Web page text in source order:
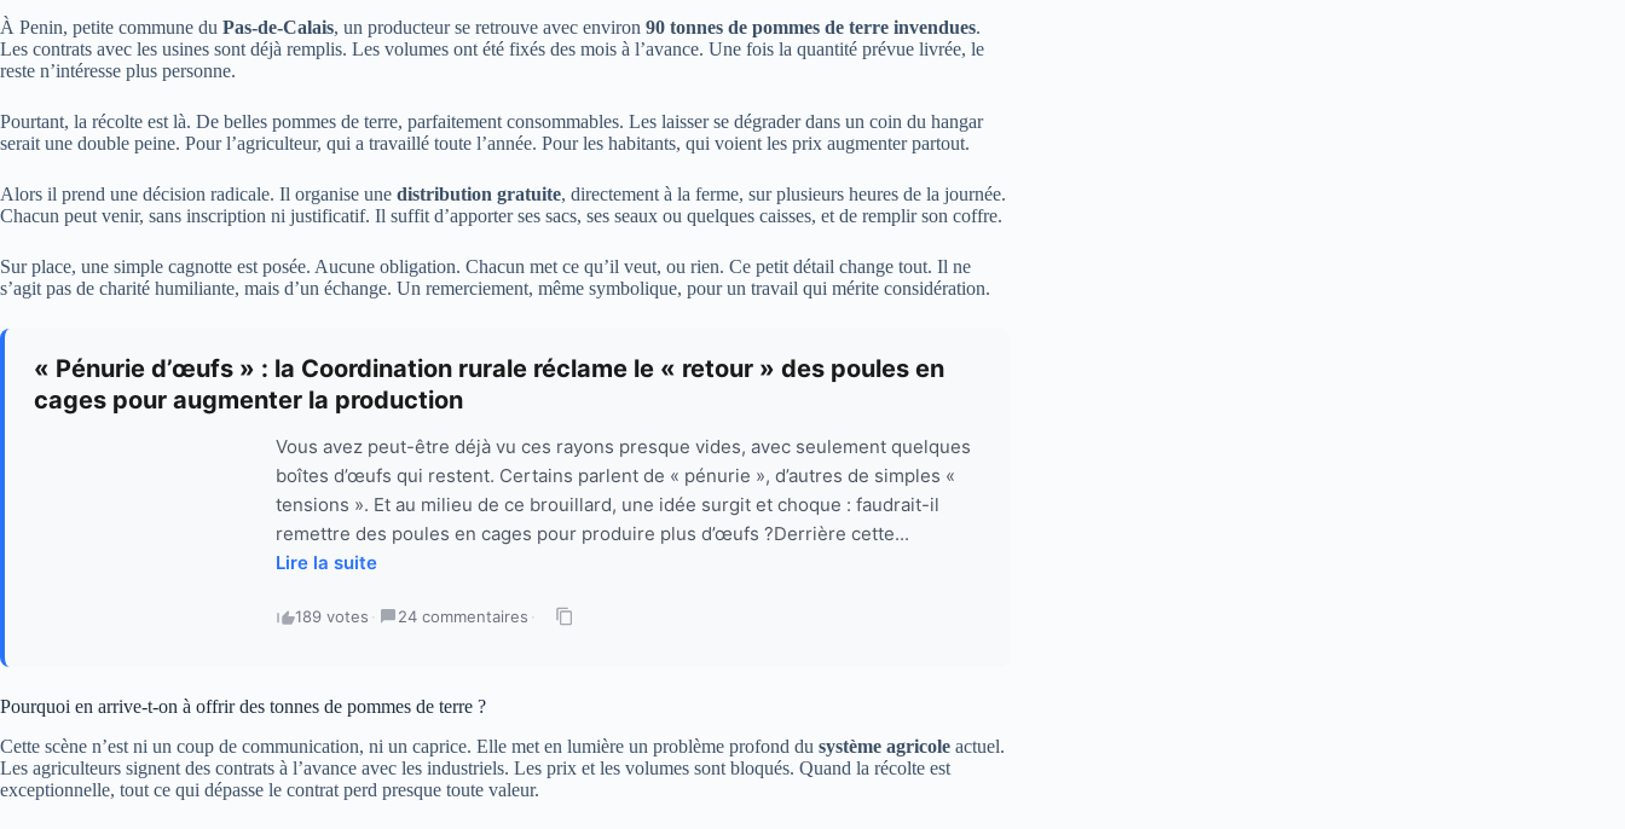
À Penin, petite commune du Pas-de-Calais, un producteur se retrouve avec environ 90 tonnes de pommes de terre invendues.
Les contrats avec les usines sont déjà remplis. Les volumes ont été fixés des mois à l’avance. Une fois la quantité prévue livrée, le
reste n’intéresse plus personne.
Pourtant, la récolte est là. De belles pommes de terre, parfaitement consommables. Les laisser se dégrader dans un coin du hangar
serait une double peine. Pour l’agriculteur, qui a travaillé toute l’année. Pour les habitants, qui voient les prix augmenter partout.
Alors il prend une décision radicale. Il organise une distribution gratuite, directement à la ferme, sur plusieurs heures de la journée.
Chacun peut venir, sans inscription ni justificatif. Il suffit d’apporter ses sacs, ses seaux ou quelques caisses, et de remplir son coffre.
Sur place, une simple cagnotte est posée. Aucune obligation. Chacun met ce qu’il veut, ou rien. Ce petit détail change tout. Il ne
s’agit pas de charité humiliante, mais d’un échange. Un remerciement, même symbolique, pour un travail qui mérite considération.
« Pénurie d’œufs » : la Coordination rurale réclame le « retour » des poules en
cages pour augmenter la production
Vous avez peut-être déjà vu ces rayons presque vides, avec seulement quelques
boîtes d’œufs qui restent. Certains parlent de « pénurie », d’autres de simples «
tensions ». Et au milieu de ce brouillard, une idée surgit et choque : faudrait-il
remettre des poules en cages pour produire plus d’œufs ?Derrière cette...
Lire la suite
189 votes · 24 commentaires ·
Pourquoi en arrive-t-on à offrir des tonnes de pommes de terre ?
Cette scène n’est ni un coup de communication, ni un caprice. Elle met en lumière un problème profond du système agricole actuel.
Les agriculteurs signent des contrats à l’avance avec les industriels. Les prix et les volumes sont bloqués. Quand la récolte est
exceptionnelle, tout ce qui dépasse le contrat perd presque toute valeur.